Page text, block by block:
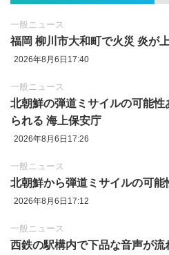
一般ニュース
福岡 柳川市大和町で火災 炎が
2026年8月6日17:40
一般ニュース
北朝鮮の弾道ミサイルの可能
られる 海上保安庁
2026年8月6日17:26
一般ニュース
北朝鮮から弾道ミサイルの可
2026年8月6日17:12
一般ニュース
西鉄の駅構内で下品な音声が流